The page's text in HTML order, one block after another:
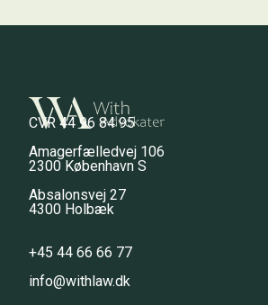
CVR 44 96 84 95
Amagerfælledvej 106
2300 København S
Absalonsvej 27
4300 Holbæk
+45 44 66 66 77
info@withlaw.dk